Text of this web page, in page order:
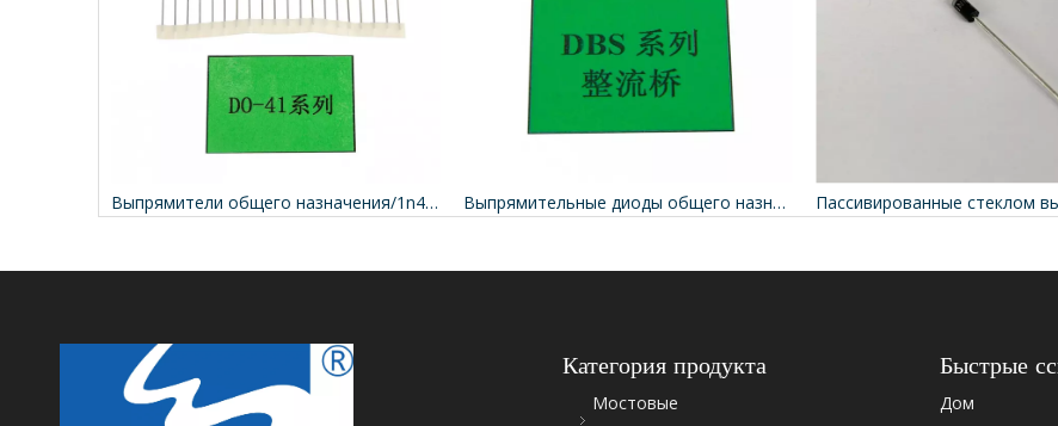
Выпрямители общего назначения/1n4004/Выпрямительный диод Выпрямительные диоды общего назначения DB4 3A
Категория продукта
Мостовые
Быстрые
Дом